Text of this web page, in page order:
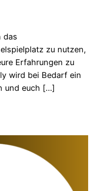
das
zu nutzen,
Erfahrungen zu
wird bei Bedarf ein
und euch […]